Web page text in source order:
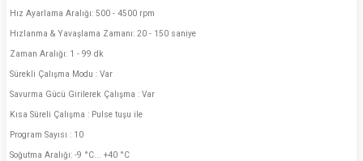
Hız Ayarlama Aralığı: 500 - 4500 rpm
Hızlanma & Yavaşlama Zamanı: 20 - 150 saniye
Zaman Aralığı: 1 - 99 dk
Sürekli Çalışma Modu : Var
Savurma Gücü Girilerek Çalışma : Var
Kısa Süreli Çalışma : Pulse tuşu ile
Program Sayısı : 10
Soğutma Aralığı: -9 °C... +40 °C